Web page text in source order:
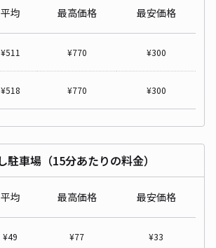
平均 最高価格 最安価格
¥511 ¥770 ¥300
¥518 ¥770 ¥300
駐車場（15分あたりの料金）
平均 最高価格 最安価格
¥49 ¥77 ¥33